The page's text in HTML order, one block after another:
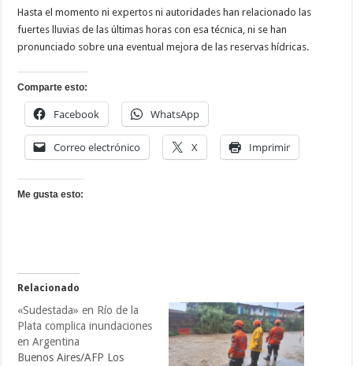
Hasta el momento ni expertos ni autoridades han relacionado las
fuertes lluvias de las últimas horas con esa técnica, ni se han
pronunciado sobre una eventual mejora de las reservas hídricas.
Comparte esto:
Facebook WhatsApp
Correo electrónico X Imprimir
Me gusta esto:
Relacionado
«Sudestada» en Río de la
Plata complica inundaciones
en Argentina
Buenos Aires/AFP Los